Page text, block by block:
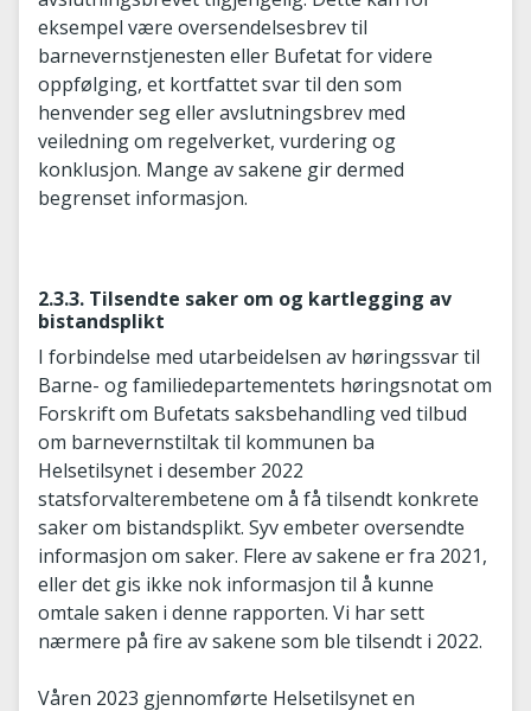
eksempel være oversendelsesbrev til
barnevernstjenesten eller Bufetat for videre
oppfølging, et kortfattet svar til den som
henvender seg eller avslutningsbrev med
veiledning om regelverket, vurdering og
konklusjon. Mange av sakene gir dermed
begrenset informasjon.
2.3.3. Tilsendte saker om og kartlegging av
bistandsplikt
I forbindelse med utarbeidelsen av høringssvar til
Barne- og familiedepartementets høringsnotat om
Forskrift om Bufetats saksbehandling ved tilbud
om barnevernstiltak til kommunen ba
Helsetilsynet i desember 2022
statsforvalterembetene om å få tilsendt konkrete
saker om bistandsplikt. Syv embeter oversendte
informasjon om saker. Flere av sakene er fra 2021,
eller det gis ikke nok informasjon til å kunne
omtale saken i denne rapporten. Vi har sett
nærmere på fire av sakene som ble tilsendt i 2022.
Våren 2023 gjennomførte Helsetilsynet en